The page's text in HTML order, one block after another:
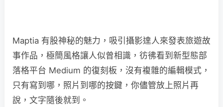
Maptia 有股神秘的魅力，吸引攝影達人來發表旅遊故
事作品，極簡風格讓人似曾相識，彷彿看到新型態部
落格平台 Medium 的復刻板，沒有複雜的編輯模式，
只有寫到哪，照片到哪的按鍵，你儘管放上照片再
說，文字隨後就到。